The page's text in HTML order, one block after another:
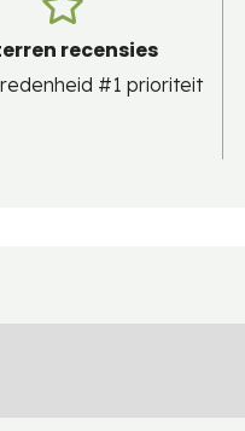
recensies
#1 prioriteit